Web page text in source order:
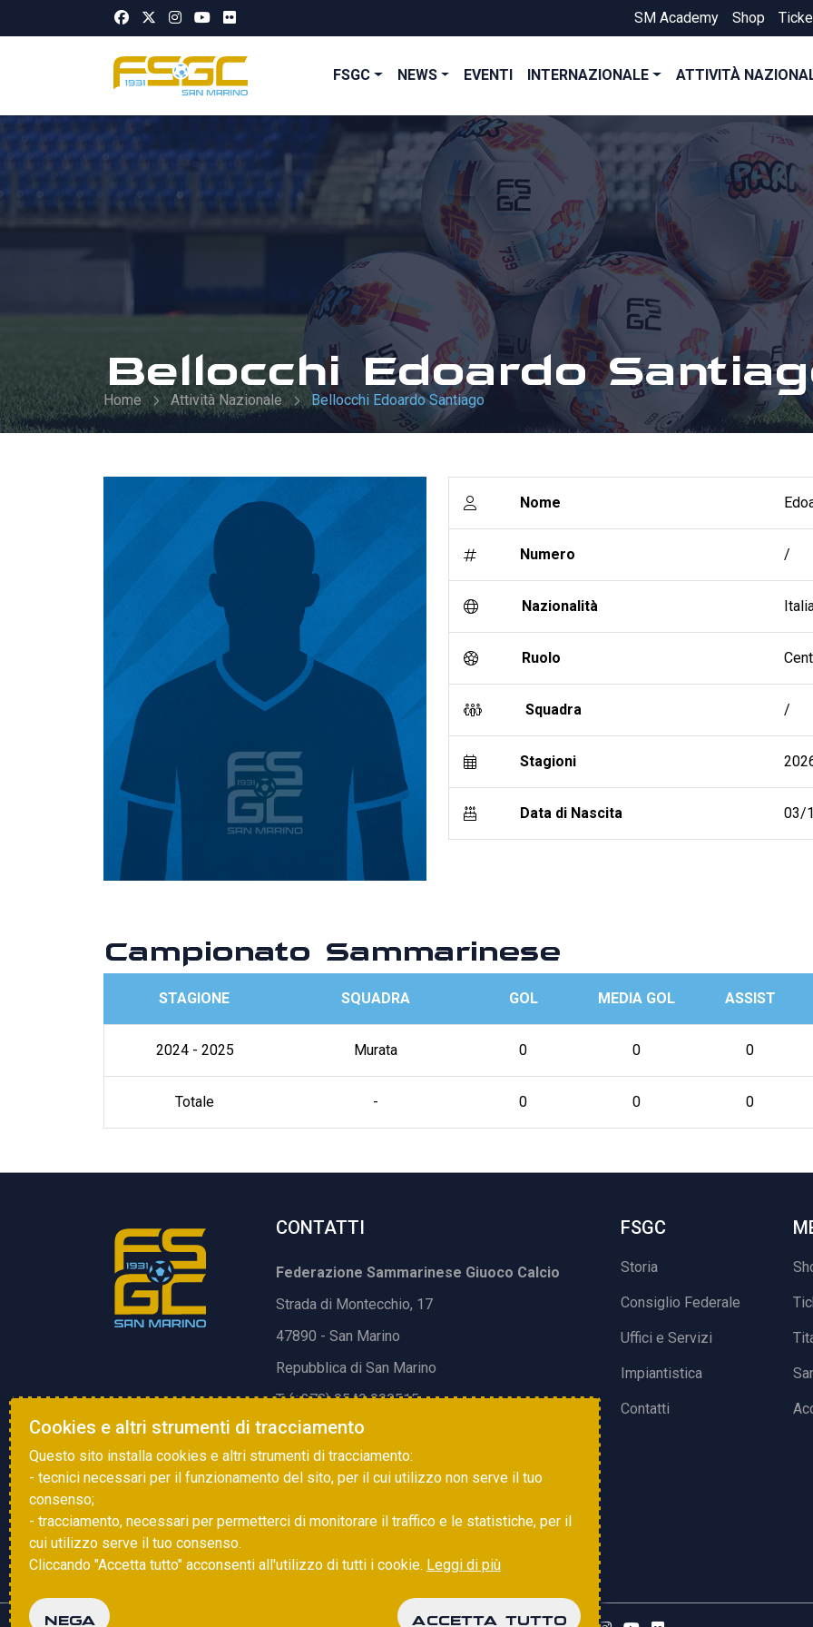
SM Academy Shop
FSGC NEWS EVENTI INTERNAZIONALE ATTIVITÀ
Bellocchi Edoardo
Home Attività Nazionale Bellocchi Edoardo Santiago
Nome
Numero /
Nazionalità
Ruolo
Squadra /
Stagioni
Data di Nascita 03/
Campionato Sammarinese
STAGIONE SQUADRA GOL MEDIA GOL ASSIST
2024 - 2025 Murata 0 0 0
Totale - 0 0 0
CONTATTI
Federazione Sammarinese Giuoco Calcio
Strada di Montecchio, 17
47890 - San Marino
Repubblica di San Marino
T. (+378) 0549 990515
E.info@fsgc.sm
FSGC
Storia
Consiglio Federale
Uffici e Servizi
Impiantistica
Contatti
Cookies e altri strumenti di tracciamento
Questo sito installa cookies e altri strumenti di tracciamento:
- tecnici necessari per il funzionamento del sito, per il cui utilizzo non serve il tuo
consenso;
- tracciamento, necessari per permetterci di monitorare il traffico e le statistiche, per il
cui utilizzo serve il tuo consenso.
Cliccando "Accetta tutto" acconsenti all'utilizzo di tutti i cookie. Leggi di più
NEGA ACCETTA TUTTO